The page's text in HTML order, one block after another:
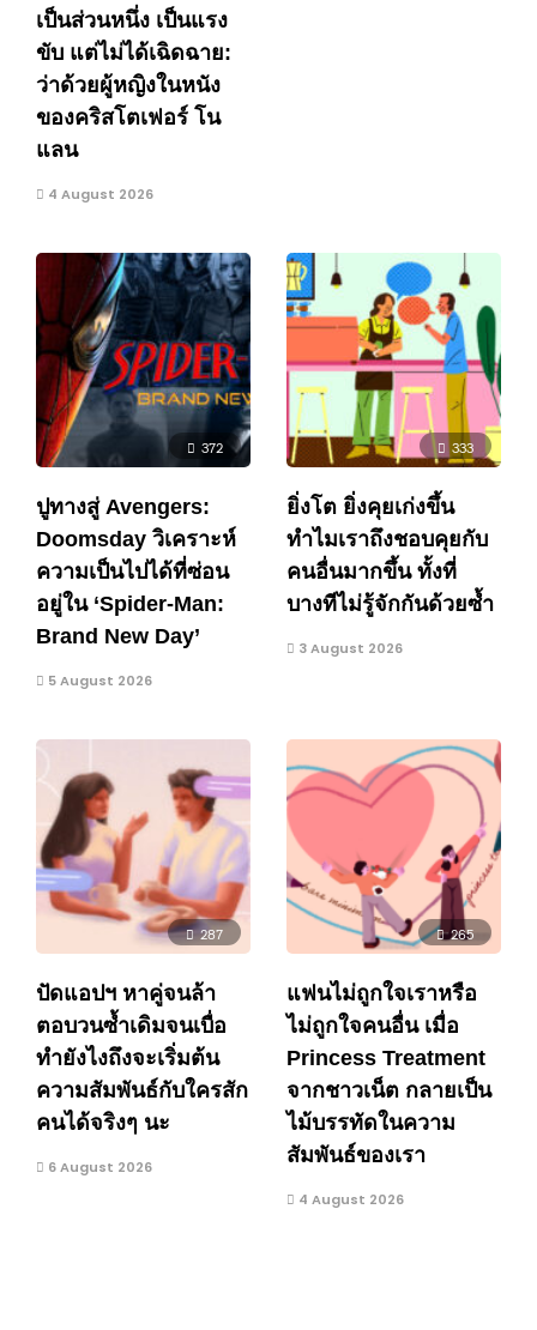
เป็นส่วนหนึ่ง เป็นแรง
ขับ แต่ไม่ได้เฉิดฉาย:
ว่าด้วยผู้หญิงในหนัง
ของคริสโตเฟอร์ โน
แลน
4 August 2026
372
ปูทางสู่ Avengers:
Doomsday วิเคราะห์
ความเป็นไปได้ที่ซ่อน
อยู่ใน ‘Spider-Man:
Brand New Day’
5 August 2026
333
ยิ่งโต ยิ่งคุยเก่งขึ้น
ทำไมเราถึงชอบคุยกับ
คนอื่นมากขึ้น ทั้งที่
บางทีไม่รู้จักกันด้วยซ้ำ
3 August 2026
287
ปัดแอปฯ หาคู่จนล้า
ตอบวนซ้ำเดิมจนเบื่อ
ทำยังไงถึงจะเริ่มต้น
ความสัมพันธ์กับใครสัก
คนได้จริงๆ นะ
6 August 2026
265
แฟนไม่ถูกใจเราหรือ
ไม่ถูกใจคนอื่น เมื่อ
Princess Treatment
จากชาวเน็ต กลายเป็น
ไม้บรรทัดในความ
สัมพันธ์ของเรา
4 August 2026